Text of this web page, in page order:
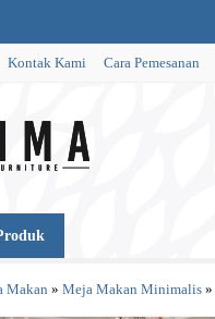
Kontak Kami Cara Pemesanan
Makan » Meja Makan Minimalis »